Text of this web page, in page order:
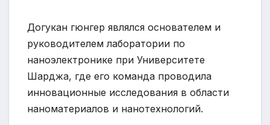
Догукан гюнгер являлся основателем и
руководителем лаборатории по
наноэлектронике при Университете
Шарджа, где его команда проводила
инновационные исследования в области
наноматериалов и нанотехнологий.